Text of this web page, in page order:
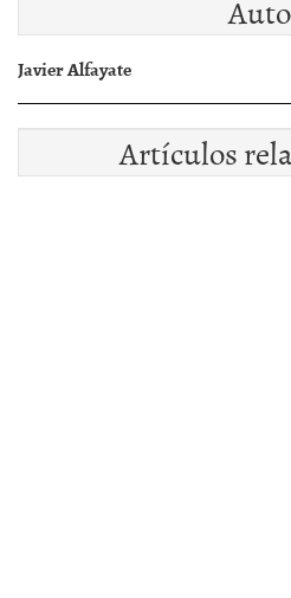
Javier Alfayate
Artículos